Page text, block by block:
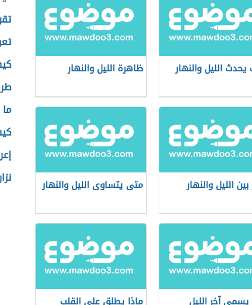
الليل والنهار ظاهرة الليل والنهار
الليل والنهار متى يتساوى الليل والنهار
يسمى آخر الليل ماذا يطلق على القلب